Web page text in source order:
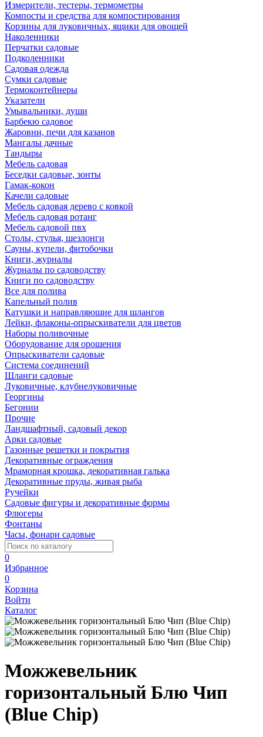
Измерители, тестеры, термометры
Компосты и средства для компостирования
Корзины для луковичных, ящики для овощей
Наколенники
Перчатки садовые
Подколенники
Садовая одежда
Сумки садовые
Термоконтейнеры
Указатели
Умывальники, души
Барбекю садовое
Жаровни, печи для казанов
Мангалы дачные
Тандыры
Мебель садовая
Беседки садовые, зонты
Гамак-кокон
Качели садовые
Мебель садовая дерево с ковкой
Мебель садовая ротанг
Мебель садовой пвх
Столы, стулья, шезлонги
Сауны, купели, фитобочки
Книги, журналы
Журналы по садоводству
Книги по садоводству
Все для полива
Капельный полив
Катушки и направляюшие для шлангов
Лейки, флаконы-опрыскиватели для цветов
Наборы поливочные
Оборудование для орошения
Опрыскиватели садовые
Система соединений
Шланги садовые
Луковичные, клубнелуковичные
Георгины
Бегонии
Прочие
Ландшафтный, садовый декор
Арки садовые
Газонные решетки и покрытия
Декоративные ограждения
Мраморная крошка, декоративная галька
Декоративные пруды, живая рыба
Ручейки
Садовые фигуры и декоративные формы
Флюгеры
Фонтаны
Часы, фонари садовые
0
Избранное
0
Корзина
Войти
Каталог
Можжевельник
горизонтальный Блю Чип
(Blue Chip)